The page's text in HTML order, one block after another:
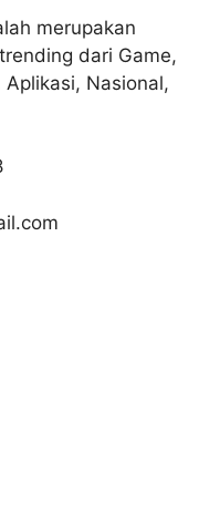
merupakan
dari Game,
Nasional,